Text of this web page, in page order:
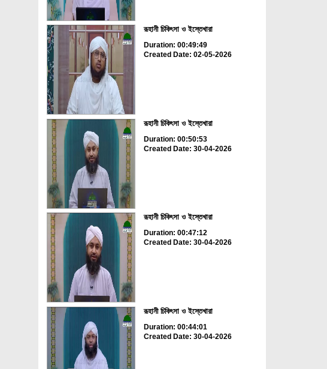
রূহানী চিকিৎসা ও ইস্তেখারা
Duration: 00:49:49
Created Date: 02-05-2026
রূহানী চিকিৎসা ও ইস্তেখারা
Duration: 00:50:53
Created Date: 30-04-2026
রূহানী চিকিৎসা ও ইস্তেখারা
Duration: 00:47:12
Created Date: 30-04-2026
রূহানী চিকিৎসা ও ইস্তেখারা
Duration: 00:44:01
Created Date: 30-04-2026